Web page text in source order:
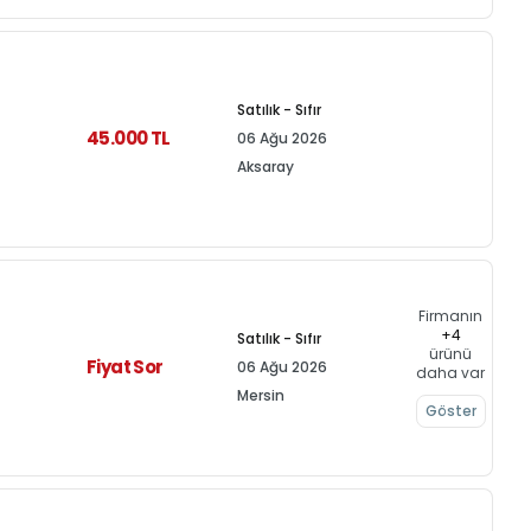
45.000 TL
Satılık - Sıfır
06 Ağu 2026
Aksaray
Fiyat Sor
Satılık - Sıfır
06 Ağu 2026
Mersin
Firmanın
+4
ürünü
daha var
Göster